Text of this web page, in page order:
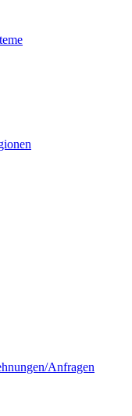
Anfragen